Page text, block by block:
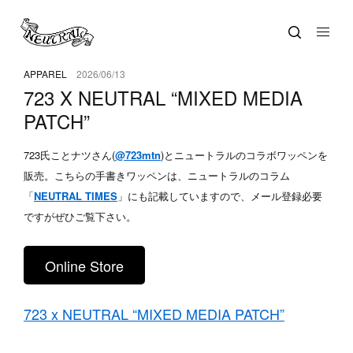
APPAREL 2026/06/13
723 X NEUTRAL “MIXED MEDIA
PATCH”
723氏ことナツさん(@723mtn)とニュートラルのコラボワッペンを
販売。こちらの手書きワッペンは、ニュートラルのコラム
「NEUTRAL TIMES 」にも記載していますので、メール登録必要
ですがぜひご覧下さい。
Online Store
723 x NEUTRAL “MIXED MEDIA PATCH”